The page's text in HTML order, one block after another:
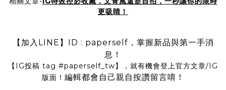
更吸睛！
【加入LINE】ID : paperself，掌握新品與第一手消
息！
【IG投稿 tag #paperself_tw】，就有機會登上官方文章/IG
版面！ 編輯都會自己親自按讚留言唷！